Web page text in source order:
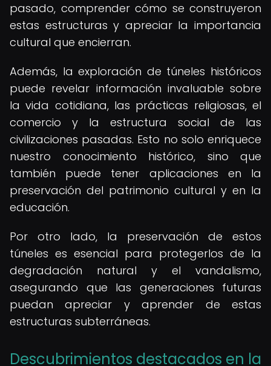
pasado, comprender cómo se construyeron
estas estructuras y apreciar la importancia
cultural que encierran.
Además, la exploración de túneles históricos
puede revelar información invaluable sobre
la vida cotidiana, las prácticas religiosas, el
comercio y la estructura social de las
civilizaciones pasadas. Esto no solo enriquece
nuestro conocimiento histórico, sino que
también puede tener aplicaciones en la
preservación del patrimonio cultural y en la
educación.
Por otro lado, la preservación de estos
túneles es esencial para protegerlos de la
degradación natural y el vandalismo,
asegurando que las generaciones futuras
puedan apreciar y aprender de estas
estructuras subterráneas.
Descubrimientos destacados en la